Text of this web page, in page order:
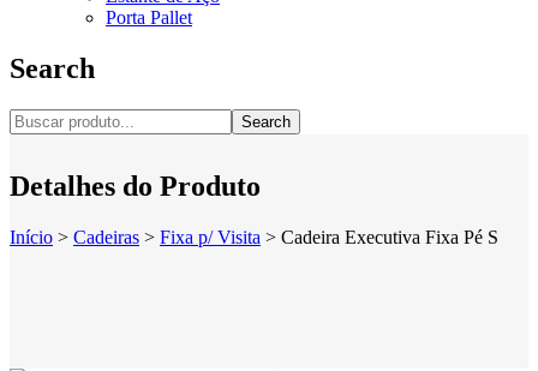
Porta Pallet
Search
Search
Detalhes do Produto
Início > Cadeiras > Fixa p/ Visita > Cadeira Executiva Fixa Pé S